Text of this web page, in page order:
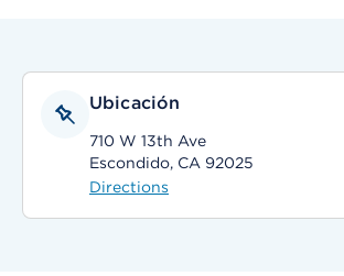
Ubicación
710 W 13th Ave
Escondido, CA 92025
Directions